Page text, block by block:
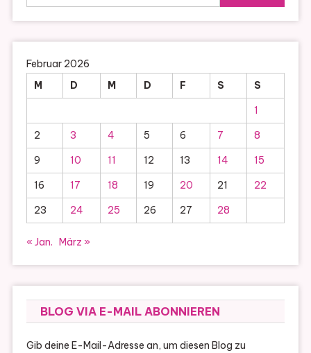
nach:
Februar 2026
M
D M D F S
S
1
2
3 4 5 6 7
8
9
10 11 12 13 14
15
16
17 18 19 20 21
22
23
24 25 26 27 28
« Jan. März »
BLOG VIA E-MAIL ABONNIEREN
Gib deine E-Mail-Adresse an, um diesen Blog zu